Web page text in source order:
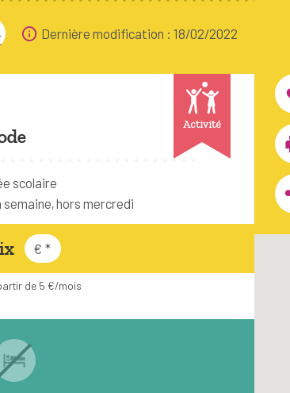
Dernière modification : 18/02/2022
Activité
scolaire
semaine, hors mercredi
€ *
de 5 €/mois